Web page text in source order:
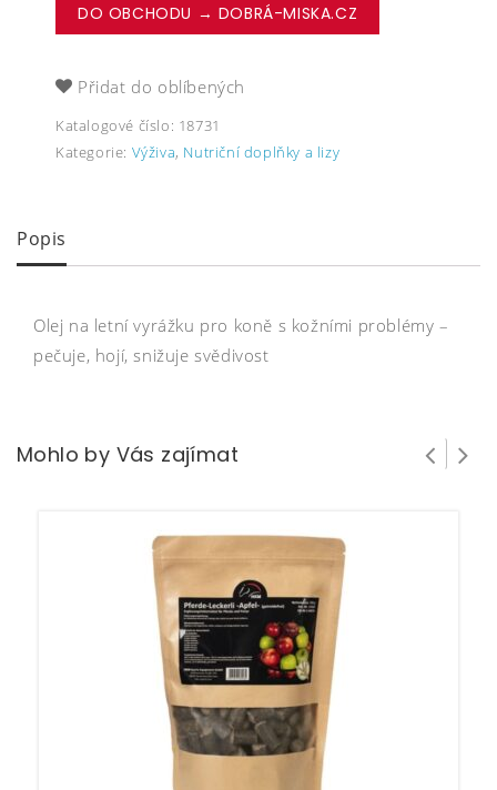
DO OBCHODU → DOBRÁ-MISKA.CZ
Přidat do oblíbených
Katalogové číslo: 18731
Kategorie: Výživa, Nutriční doplňky a lizy
Popis
Olej na letní vyrážku pro koně s kožními problémy –
pečuje, hojí, snižuje svědivost
Mohlo by Vás zajímat